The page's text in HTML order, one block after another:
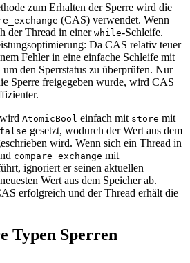
zum Erhalten der Sperre wird die
(CAS) verwendet. Wenn
der Thread in einer while-Schleife.
Da CAS relativ teuer
Fehler in eine einfache Schleife mit
um den Sperrstatus zu überprüfen. Nur
Sperre freigegeben wurde, wird CAS
wird AtomicBool einfach mit store mit
false gesetzt, wodurch der Wert aus dem
wird. Wenn sich ein Thread in
compare_exchange mit
ignoriert er seinen aktuellen
Wert aus dem Speicher ab.
erfolgreich und der Thread erhält die
Typen Sperren